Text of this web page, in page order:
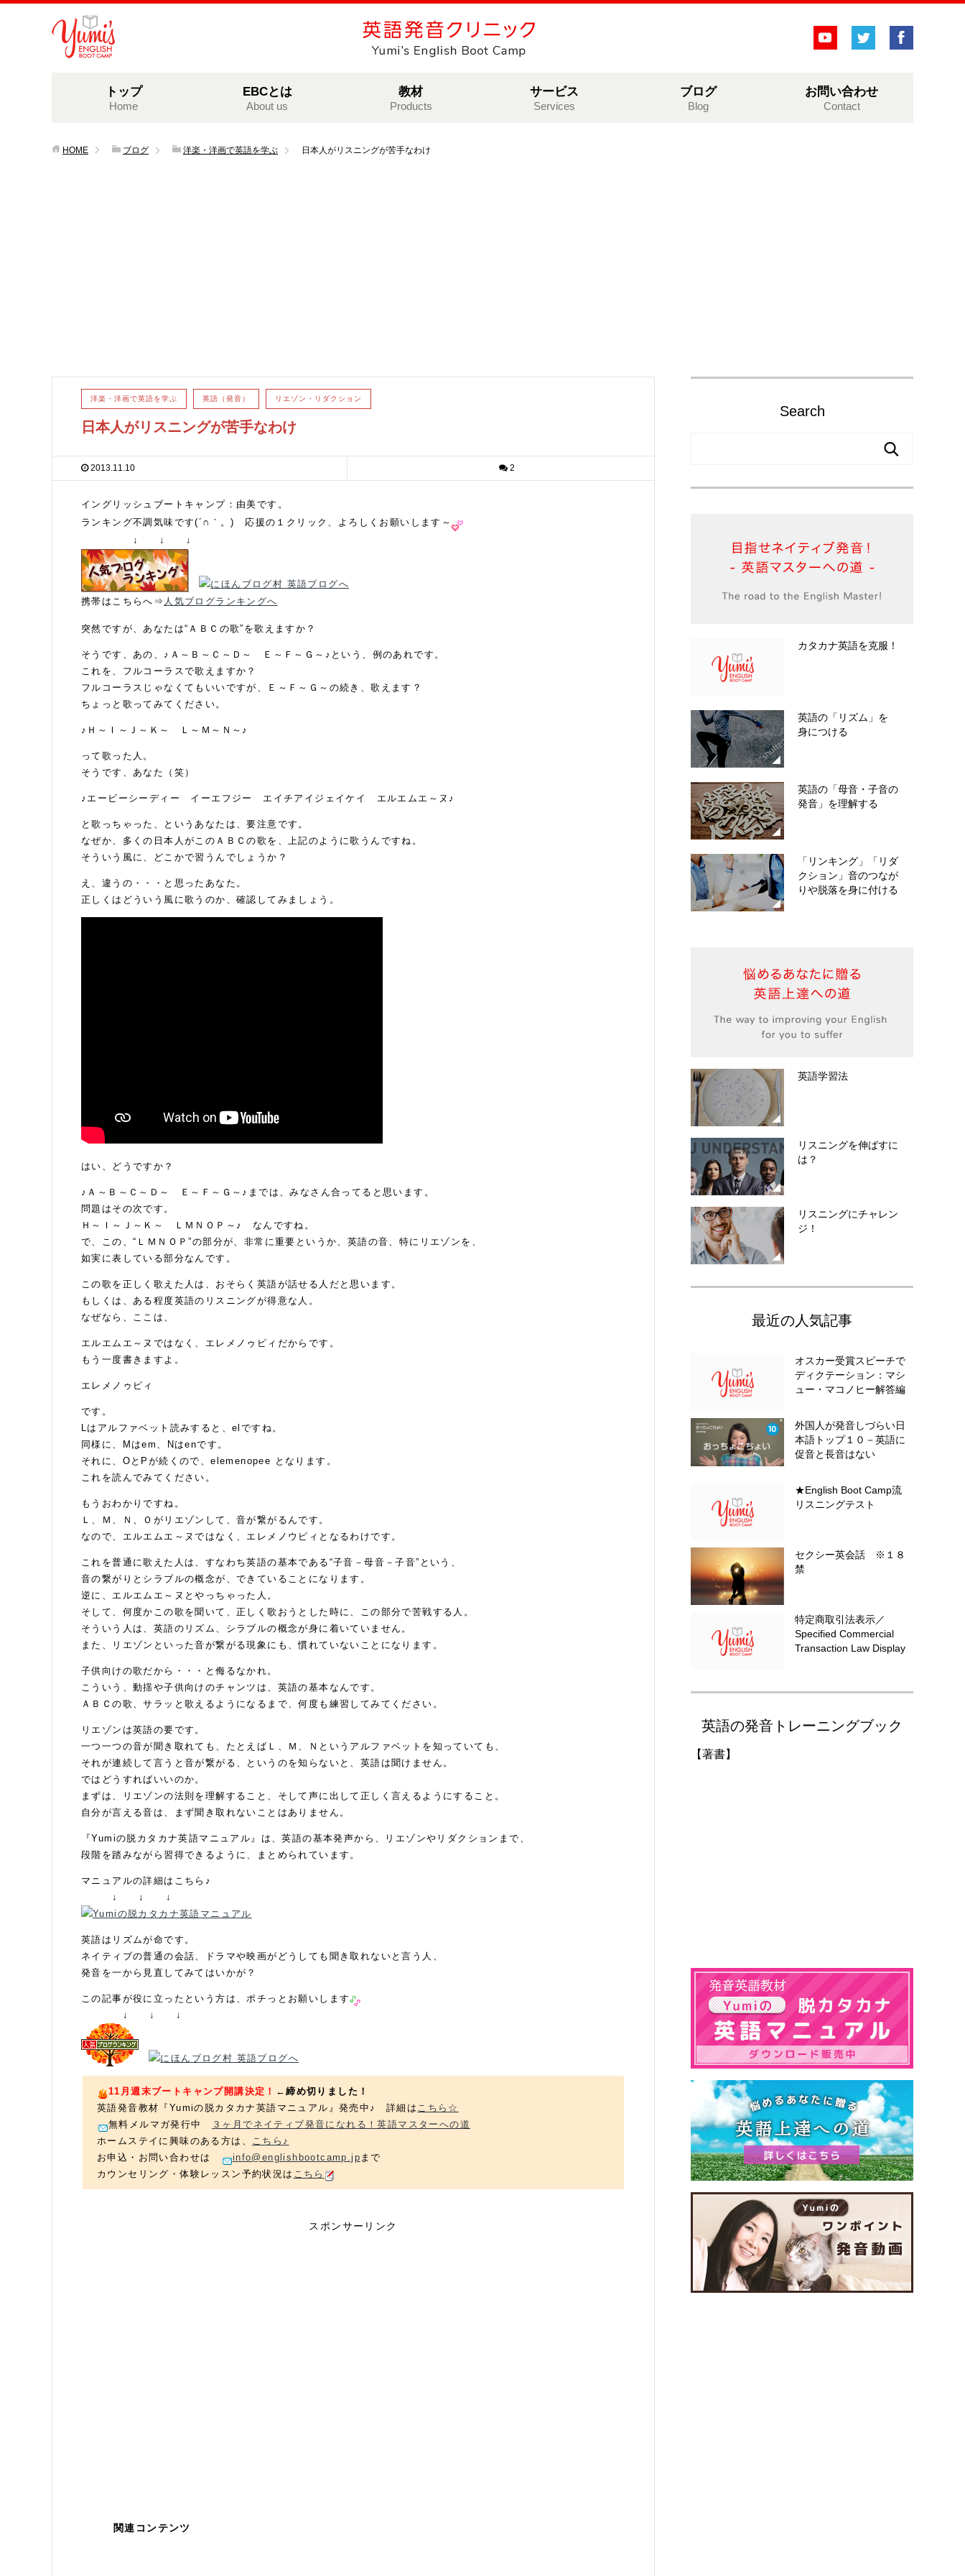
トップ
Home
EBCとは
About us
教材
Products
サービス
Services
ブログ
Blog
お問い合わせ
Contact
HOME ブログ 洋楽・洋画で英語を学ぶ 日本人がリスニングが苦手なわけ
洋楽・洋画で英語を学ぶ 英語（発音） リエゾン・リダクション
日本人がリスニングが苦手なわけ
2013.11.10 2
イングリッシュブートキャンプ：由美です。
ランキング不調気味です(´∩｀。) 応援の１クリック、よろしくお願いします～
↓ ↓ ↓
携帯はこちらへ⇒ 人気ブログランキングへ
突然ですが、あなたは“ＡＢＣの歌”を歌えますか？
そうです、あの、♪Ａ～Ｂ～Ｃ～Ｄ～ Ｅ～Ｆ～Ｇ～♪という、例のあれです。
これを、フルコーラスで歌えますか？
フルコーラスじゃなくてもいいですが、Ｅ～Ｆ～Ｇ～の続き、歌えます？
ちょっと歌ってみてください。
♪Ｈ～Ｉ～Ｊ～Ｋ～ Ｌ～Ｍ～Ｎ～♪
って歌った人。
そうです、あなた（笑）
♪エービーシーディー イーエフジー エイチアイジェイケイ エルエムエ～ヌ♪
と歌っちゃった、というあなたは、要注意です。
なぜか、多くの日本人がこのＡＢＣの歌を、上記のように歌うんですね。
そういう風に、どこかで習うんでしょうか？
え、違うの・・・と思ったあなた。
正しくはどういう風に歌うのか、確認してみましょう。
はい、どうですか？
♪Ａ～Ｂ～Ｃ～Ｄ～ Ｅ～Ｆ～Ｇ～♪までは、みなさん合ってると思います。
問題はその次です。
Ｈ～Ｉ～Ｊ～Ｋ～ ＬＭＮＯＰ～♪ なんですね。
で、この、“ＬＭＮＯＰ”の部分が、非常に重要というか、英語の音、特にリエゾンを、
如実に表している部分なんです。
この歌を正しく歌えた人は、おそらく英語が話せる人だと思います。
もしくは、ある程度英語のリスニングが得意な人。
なぜなら、ここは、
エルエムエ～ヌではなく、エレメノゥピィだからです。
もう一度書きますよ。
エレメノゥピィ
です。
Lはアルファベット読みすると、elですね。
同様に、Mはem、Nはenです。
それに、OとPが続くので、elemenopee となります。
これを読んでみてください。
もうおわかりですね。
Ｌ、Ｍ、Ｎ、Ｏがリエゾンして、音が繋がるんです。
なので、エルエムエ～ヌではなく、エレメノウピィとなるわけです。
これを普通に歌えた人は、すなわち英語の基本である“子音－母音－子音”という、
音の繋がりとシラブルの概念が、できていることになります。
逆に、エルエムエ～ヌとやっちゃった人。
そして、何度かこの歌を聞いて、正しく歌おうとした時に、この部分で苦戦する人。
そういう人は、英語のリズム、シラブルの概念が身に着いていません。
また、リエゾンといった音が繋がる現象にも、慣れていないことになります。
子供向けの歌だから・・・と侮るなかれ。
こういう、動揺や子供向けのチャンツは、英語の基本なんです。
ＡＢＣの歌、サラッと歌えるようになるまで、何度も練習してみてください。
リエゾンは英語の要です。
一つ一つの音が聞き取れても、たとえばＬ、Ｍ、Ｎというアルファベットを知っていても、
それが連続して言うと音が繋がる、というのを知らないと、英語は聞けません。
ではどうすればいいのか。
まずは、リエゾンの法則を理解すること、そして声に出して正しく言えるようにすること。
自分が言える音は、まず聞き取れないことはありません。
『Yumiの脱カタカナ英語マニュアル』は、英語の基本発声から、リエゾンやリダクションまで、
段階を踏みながら習得できるように、まとめられています。
マニュアルの詳細はこちら♪
↓ ↓ ↓
英語はリズムが命です。
ネイティブの普通の会話、ドラマや映画がどうしても聞き取れないと言う人、
発音を一から見直してみてはいかが？
この記事が役に立ったという方は、ポチっとお願いします
↓ ↓ ↓
11月週末ブートキャンプ開講決定！ ←締め切りました！
英語発音教材『Yumiの脱カタカナ英語マニュアル』発売中♪ 詳細は こちら☆
無料メルマガ発行中
３ヶ月でネイティブ発音になれる！英語マスターへの道
ホームステイに興味のある方は、 こちら♪
お申込・お問い合わせは
info@englishbootcamp.jp まで
カウンセリング・体験レッスン予約状況は こちら
スポンサーリンク
関連コンテンツ
Search
カタカナ英語を克服！
英語の「リズム」を
身につける
英語の「母音・子音の
発音」を理解する
「リンキング」「リダ
クション」音のつなが
りや脱落を身に付ける
英語学習法
リスニングを伸ばすに
は？
リスニングにチャレン
ジ！
最近の人気記事
オスカー受賞スピーチで
ディクテーション：マシ
ュー・マコノヒー解答編
外国人が発音しづらい日
本語トップ１０－英語に
促音と長音はない
★English Boot Camp流
リスニングテスト
セクシー英会話 ※１８
禁
特定商取引法表示／
Specified Commercial
Transaction Law Display
英語の発音トレーニングブック
【著書】